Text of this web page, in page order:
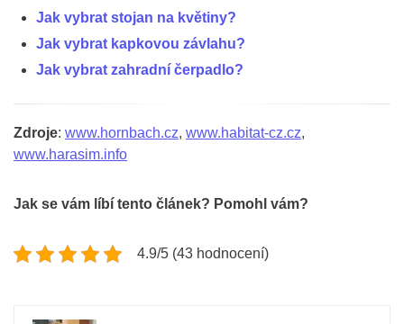
Jak vybrat stojan na květiny?
Jak vybrat kapkovou závlahu?
Jak vybrat zahradní čerpadlo?
Zdroje: www.hornbach.cz, www.habitat-cz.cz,
www.harasim.info
Jak se vám líbí tento článek? Pomohl vám?
4.9/5 (43 hodnocení)